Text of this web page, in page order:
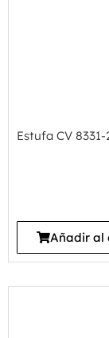
Estufa CV
Añadir al